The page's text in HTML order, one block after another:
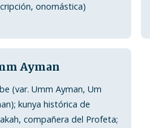
onomástica)
Ayman
(var. Umm Ayman, Um
kunya histórica de
compañera del Profeta;